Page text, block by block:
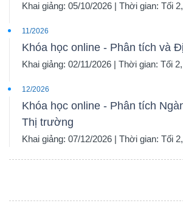
Khai giảng: 05/10/2026 | Thời gian: Tối
11/2026
Khóa học online - Phân tích và
Khai giảng: 02/11/2026 | Thời gian: Tối
12/2026
Khóa học online - Phân tích
Thị trường
Khai giảng: 07/12/2026 | Thời gian: Tối